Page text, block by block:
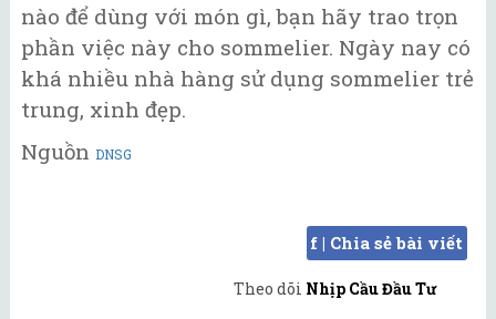
nào để dùng với món gì, bạn hãy trao trọn
phần việc này cho sommelier. Ngày nay có
khá nhiều nhà hàng sử dụng sommelier trẻ
trung, xinh đẹp.
Nguồn DNSG
f | Chia sẻ bài viết
Theo dõi Nhịp Cầu Đầu Tư